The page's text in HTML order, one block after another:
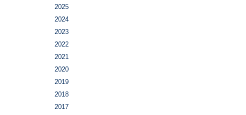
2025
2024
2023
2022
2021
2020
2019
2018
2017